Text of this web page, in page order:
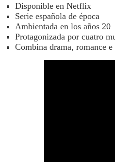
Disponible en Netflix
Serie española de época
Ambientada en los años 20
Protagonizada por cuatro
Combina drama, romance